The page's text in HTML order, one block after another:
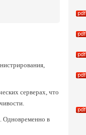
серверах, что
Одновременно в